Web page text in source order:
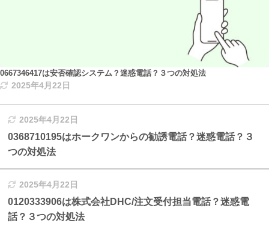
0667346417は安否確認システム？迷惑電話？３つの対処法
2025年4月22日
2025年4月22日
0368710195はホークワンからの勧誘電話？迷惑電話？３
つの対処法
2025年4月22日
0120333906は株式会社DHC/注文受付担当電話？迷惑電
話？３つの対処法